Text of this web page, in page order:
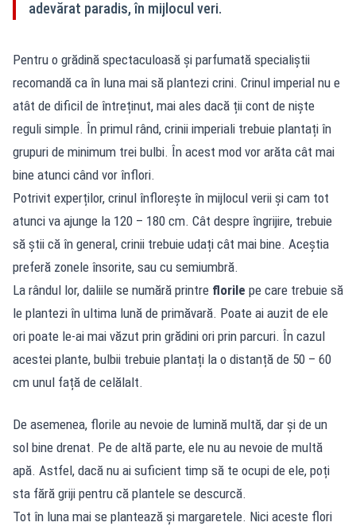
adevărat paradis, în mijlocul veri.
Pentru o grădină spectaculoasă și parfumată specialiștii
recomandă ca în luna mai să plantezi crini. Crinul imperial nu e
atât de dificil de întreținut, mai ales dacă ții cont de niște
reguli simple. În primul rând, crinii imperiali trebuie plantați în
grupuri de minimum trei bulbi. În acest mod vor arăta cât mai
bine atunci când vor înflori.
Potrivit experților, crinul înflorește în mijlocul verii și cam tot
atunci va ajunge la 120 – 180 cm. Cât despre îngrijire, trebuie
să știi că în general, crinii trebuie udați cât mai bine. Aceștia
preferă zonele însorite, sau cu semiumbră.
La rândul lor, daliile se numără printre florile pe care trebuie să
le plantezi în ultima lună de primăvară. Poate ai auzit de ele
ori poate le-ai mai văzut prin grădini ori prin parcuri. În cazul
acestei plante, bulbii trebuie plantați la o distanță de 50 – 60
cm unul față de celălalt.
De asemenea, florile au nevoie de lumină multă, dar și de un
sol bine drenat. Pe de altă parte, ele nu au nevoie de multă
apă. Astfel, dacă nu ai suficient timp să te ocupi de ele, poți
sta fără griji pentru că plantele se descurcă.
Tot în luna mai se plantează și margaretele. Nici aceste flori